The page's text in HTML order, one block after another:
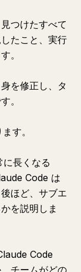
つけたすべて
たこと、実行
。
を修正し、タ
。
す。
に長くなる
Code は
ほど、サブエ
を説明しま
Code
チームがどの